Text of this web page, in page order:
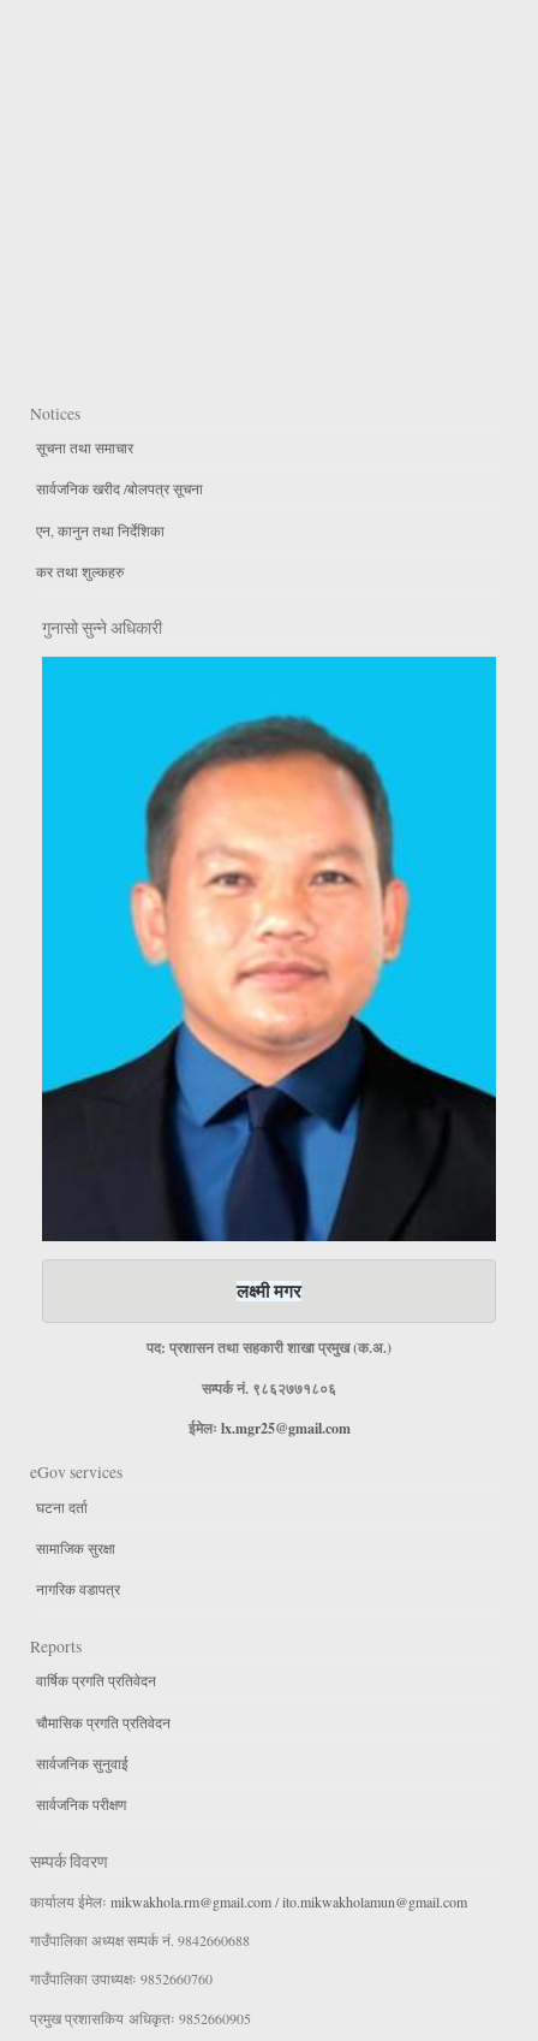
Notices
सूचना तथा समाचार
सार्वजनिक खरीद /बोलपत्र सूचना
एन, कानुन तथा निर्देशिका
कर तथा शुल्कहरु
गुनासो सुन्ने अधिकारी
लक्ष्मी मगर
पद: प्रशासन तथा सहकारी शाखा प्रमुख (क.अ.)
सम्पर्क नं. ९८६२७७१८०६
ईमेलः lx.mgr25@gmail.com
eGov services
घटना दर्ता
सामाजिक सुरक्षा
नागरिक वडापत्र
Reports
वार्षिक प्रगति प्रतिवेदन
चौमासिक प्रगति प्रतिवेदन
सार्वजनिक सुनुवाई
सार्वजनिक परीक्षण
सम्पर्क विवरण
कार्यालय ईमेलः mikwakhola.rm@gmail.com/ito.mikwakholamun@gmail.com
गाउँपालिका अध्यक्ष सम्पर्क नं. 9842660688
गाउँपालिका उपाध्यक्षः 9852660760
प्रमुख प्रशासकिय अधिकृतः 9852660905